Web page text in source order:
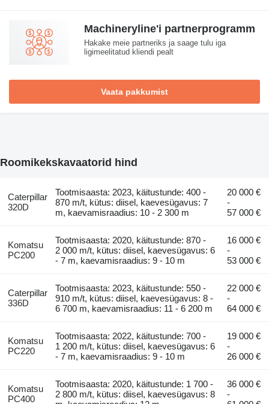
Machineryline'i partnerprogramm
Hakake meie partneriks ja saage tulu iga
ligimeelitatud kliendi pealt
Vaata pakkumist
Roomikekskavaatorid hind
Caterpillar
320D
Tootmisaasta: 2023, käitustunde: 400 -
870 m/t, kütus: diisel, kaevesügavus: 7
m, kaevamisraadius: 10 - 2 300 m
20 000 €
-
57 000 €
Komatsu
PC200
Tootmisaasta: 2020, käitustunde: 870 -
2 000 m/t, kütus: diisel, kaevesügavus: 6
- 7 m, kaevamisraadius: 9 - 10 m
16 000 €
-
53 000 €
Caterpillar
336D
Tootmisaasta: 2023, käitustunde: 550 -
910 m/t, kütus: diisel, kaevesügavus: 8 -
6 700 m, kaevamisraadius: 11 - 6 200 m
22 000 €
-
64 000 €
Komatsu
PC220
Tootmisaasta: 2022, käitustunde: 700 -
1 200 m/t, kütus: diisel, kaevesügavus: 6
- 7 m, kaevamisraadius: 9 - 10 m
19 000 €
-
26 000 €
Komatsu
PC400
Tootmisaasta: 2020, käitustunde: 1 700 -
2 800 m/t, kütus: diisel, kaevesügavus: 8
36 000 €
-